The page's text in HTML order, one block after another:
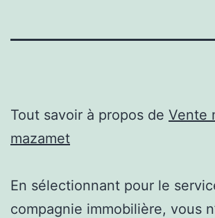
Tout savoir à propos de Vente
mazamet
En sélectionnant pour le
compagnie immobilière, vous